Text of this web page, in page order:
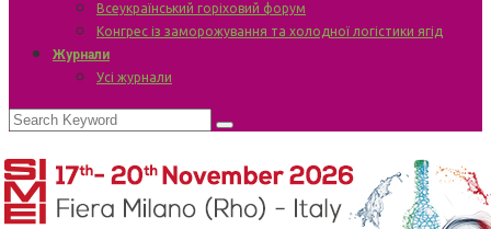
Всеукраїнський горіховий форум
Конгрес із заморожування та холодної логістики ягід
Журнали
Усі журнали